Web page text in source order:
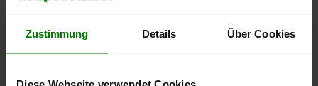
Zustimmung Details Über Cookies
Diese Webseite verwendet Cookies
400 €